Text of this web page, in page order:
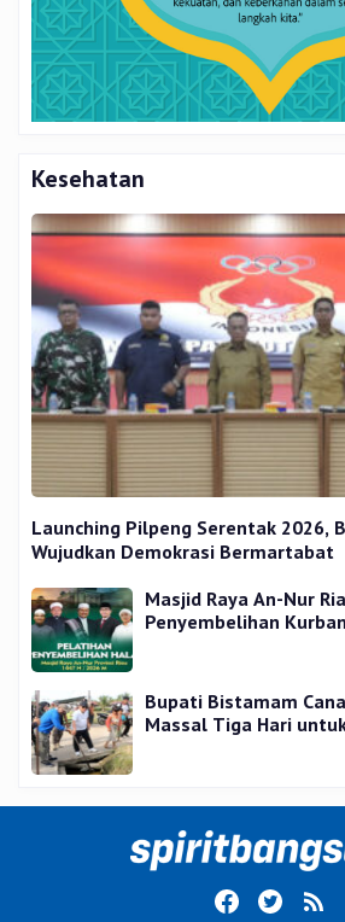
Kesehatan
Launching Pilpeng Serentak 2026,
Wujudkan Demokrasi Bermartabat
Masjid Raya An-Nur
Penyembelihan
Bupati Bistamam
Massal Tiga Hari